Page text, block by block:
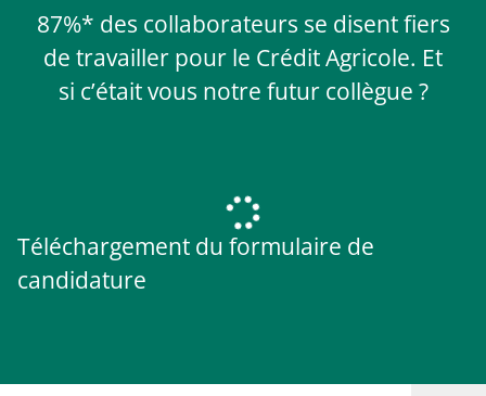
87%* des collaborateurs se disent fiers
de travailler pour le Crédit Agricole. Et
si c’était vous notre futur collègue ?
Téléchargement du formulaire de
candidature